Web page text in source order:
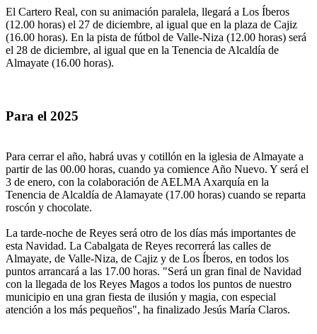
El Cartero Real, con su animación paralela, llegará a Los Íberos
(12.00 horas) el 27 de diciembre, al igual que en la plaza de Cajiz
(16.00 horas). En la pista de fútbol de Valle-Niza (12.00 horas) será
el 28 de diciembre, al igual que en la Tenencia de Alcaldía de
Almayate (16.00 horas).
Para el 2025
Para cerrar el año, habrá uvas y cotillón en la iglesia de Almayate a
partir de las 00.00 horas, cuando ya comience Año Nuevo. Y será el
3 de enero, con la colaboración de AELMA Axarquía en la
Tenencia de Alcaldía de Alamayate (17.00 horas) cuando se reparta
roscón y chocolate.
La tarde-noche de Reyes será otro de los días más importantes de
esta Navidad. La Cabalgata de Reyes recorrerá las calles de
Almayate, de Valle-Niza, de Cajiz y de Los Íberos, en todos los
puntos arrancará a las 17.00 horas. "Será un gran final de Navidad
con la llegada de los Reyes Magos a todos los puntos de nuestro
municipio en una gran fiesta de ilusión y magia, con especial
atención a los más pequeños", ha finalizado Jesús María Claros.